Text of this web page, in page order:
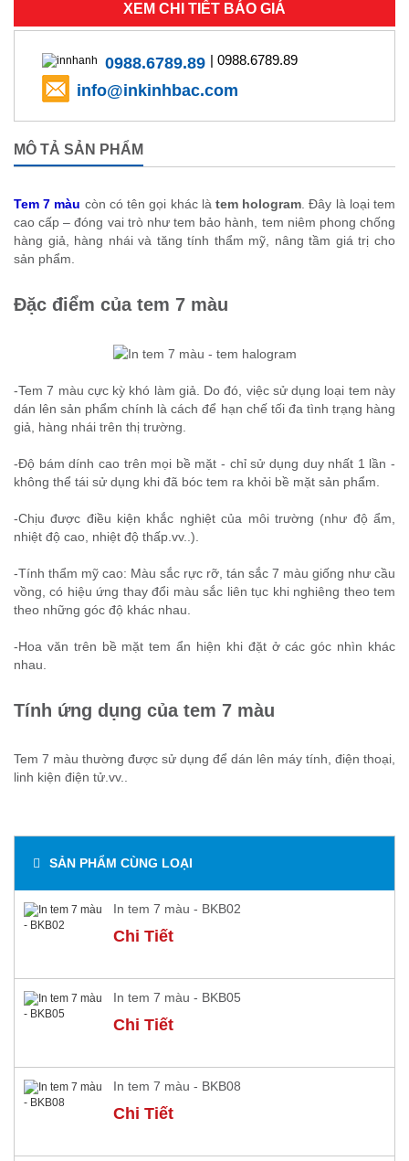
XEM CHI TIẾT BÁO GIÁ
0988.6789.89 | 0988.6789.89
info@inkinhbac.com
MÔ TẢ SẢN PHẨM
Tem 7 màu còn có tên gọi khác là tem hologram . Đây là loại tem
cao cấp – đóng vai trò như tem bảo hành, tem niêm phong chống
hàng giả, hàng nhái và tăng tính thẩm mỹ, nâng tầm giá trị cho
sản phẩm.
Đặc điểm của tem 7 màu
-Tem 7 màu cực kỳ khó làm giả. Do đó, việc sử dụng loại tem này
dán lên sản phẩm chính là cách để hạn chế tối đa tình trạng hàng
giả, hàng nhái trên thị trường.
-Độ bám dính cao trên mọi bề mặt - chỉ sử dụng duy nhất 1 lần -
không thể tái sử dụng khi đã bóc tem ra khỏi bề mặt sản phẩm.
-Chịu được điều kiện khắc nghiệt của môi trường (như độ ẩm,
nhiệt độ cao, nhiệt độ thấp.vv..).
-Tính thẩm mỹ cao: Màu sắc rực rỡ, tán sắc 7 màu giống như cầu
vồng, có hiệu ứng thay đổi màu sắc liên tục khi nghiêng theo tem
theo những góc độ khác nhau.
-Hoa văn trên bề mặt tem ẩn hiện khi đặt ở các góc nhìn khác
nhau.
Tính ứng dụng của tem 7 màu
Tem 7 màu thường được sử dụng để dán lên máy tính, điện thoại,
linh kiện điện tử.vv..
SẢN PHẨM CÙNG LOẠI
In tem 7 màu - BKB02
Chi Tiết
In tem 7 màu - BKB05
Chi Tiết
In tem 7 màu - BKB08
Chi Tiết